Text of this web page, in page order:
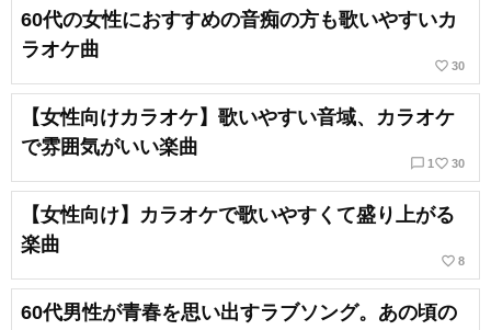
60代の女性におすすめの音痴の方も歌いやすいカ
ラオケ曲
favorite_border 30
【女性向けカラオケ】歌いやすい音域、カラオケ
で雰囲気がいい楽曲
chat_bubble_outline 1 favorite_border 30
【女性向け】カラオケで歌いやすくて盛り上がる
楽曲
favorite_border 8
60代男性が青春を思い出すラブソング。あの頃の